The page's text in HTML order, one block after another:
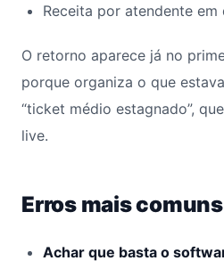
Receita por atendente em
O retorno aparece já no
porque organiza o que
“ticket médio estagnado”,
live.
Erros mais
Achar que basta o